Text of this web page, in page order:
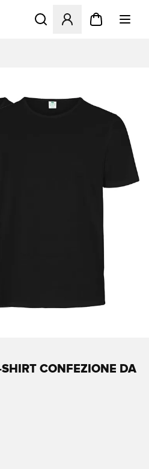
Apre una finestra modale
CONFEZIONE DA